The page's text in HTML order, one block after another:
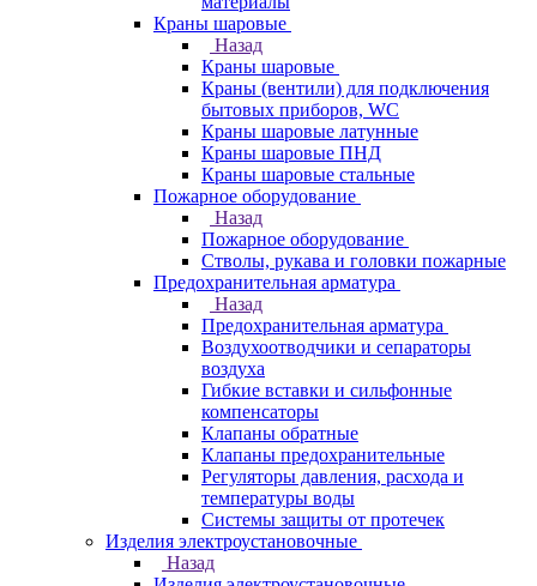
Краны шаровые
Назад
Краны шаровые
Краны (вентили) для подключения
бытовых приборов, WC
Краны шаровые латунные
Краны шаровые ПНД
Краны шаровые стальные
Пожарное оборудование
Назад
Пожарное оборудование
Стволы, рукава и головки пожарные
Предохранительная арматура
Назад
Предохранительная арматура
Воздухоотводчики и сепараторы
воздуха
Гибкие вставки и сильфонные
компенсаторы
Клапаны обратные
Клапаны предохранительные
Регуляторы давления, расхода и
температуры воды
Системы защиты от протечек
Изделия электроустановочные
Назад